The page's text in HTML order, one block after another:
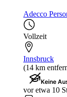
Adecco
Vollzeit
Innsbruck
(14 km
Keine
vor etwa 10